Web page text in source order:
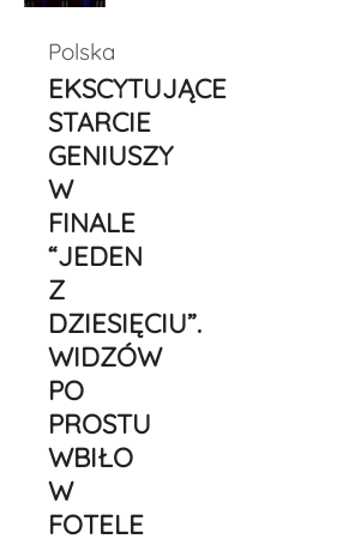
Polska
EKSCYTUJĄCE
STARCIE
GENIUSZY
W
FINALE
“JEDEN
Z
DZIESIĘCIU”.
WIDZÓW
PO
PROSTU
WBIŁO
W
FOTELE